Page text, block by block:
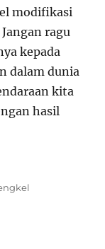
modifikasi
ragu
kepada
dalam dunia
kita
hasil